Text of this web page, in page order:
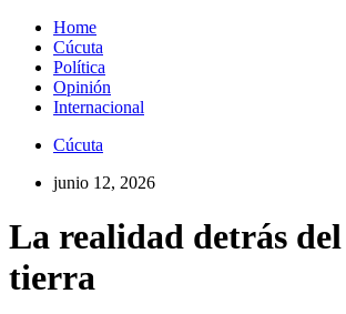
Home
Cúcuta
Política
Opinión
Internacional
Cúcuta
junio 12, 2026
La realidad detrás
tierra